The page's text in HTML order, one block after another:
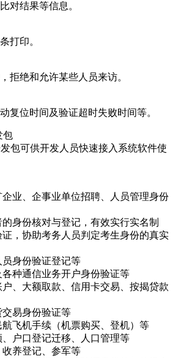
对结果等信息。
打印。
拒绝和允许某些人员来访。
复位时间及验证超时失败时间等。
包
包可供开发人员快速接入系统软件使
业、企事业单位招聘、人员管理身份
身份核对与登记，有效实行实名制
，协助考务人员判定考生身份的真实
身份验证登记等
种通信业务开户身份验证等
、大额取款、信用卡交易、按揭贷款
易身份验证等
飞机手续（机票购买、登机）等
户口登记迁移、人口管理等
养登记、参军等